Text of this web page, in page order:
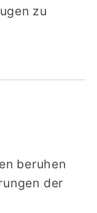
zu
beruhen
der